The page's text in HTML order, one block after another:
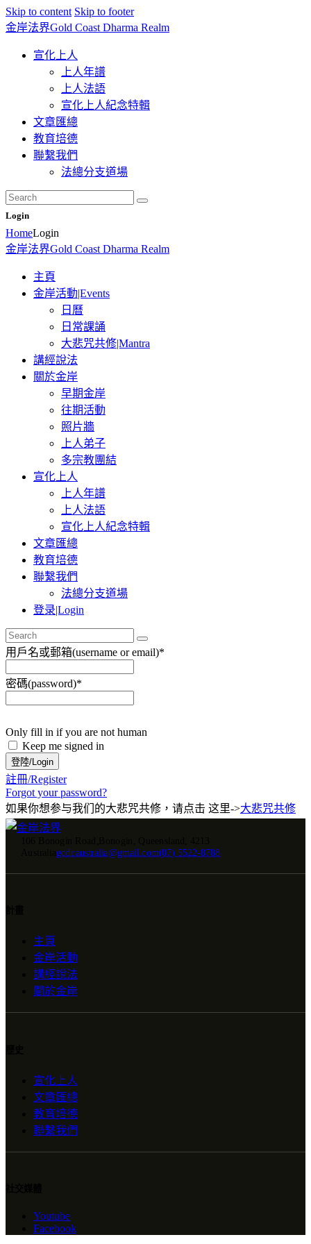
Skip to content Skip to footer
金岸法界Gold Coast Dharma Realm
宣化上人
上人年譜
上人法語
宣化上人紀念特輯
文章匯總
教育培德
聯繫我們
法總分支道場
Login
HomeLogin
金岸法界Gold Coast Dharma Realm
主頁
金岸活動|Events
日曆
日常課誦
大悲咒共修|Mantra
講經說法
關於金岸
早期金岸
往期活動
照片牆
上人弟子
多宗教團結
宣化上人
上人年譜
上人法語
宣化上人紀念特輯
文章匯總
教育培德
聯繫我們
法總分支道場
登录|Login
用戶名或郵箱(username or email)*
密碼(password)*
Only fill in if you are not human
Keep me signed in
註冊/Register
Forgot your password?
如果你想参与我们的大悲咒共修，请点击 这里->大悲咒共修
gcdr.australia@gmail.com(07) 5522-8788
主頁
金岸活動
講經說法
關於金岸
宣化上人
文章匯總
教育培德
聯繫我們
Youtube
Facebook
☀️法宴：華嚴經入法界品第三十九 ☀️
🙏講者：上恆下實法師 (Rev. Heng
每周日，中午10：30 - 12：00
⏰昆士兰时间
每周日，下午12：30 - 14：00
⏰California Time
09:30 - 11:00pm Every Sat
👉Zoom Link 链接：
https://drba-
org.zoom.us/j/84914586289
👉Meeting ID 会议号：84914586289
🔔提醒:
一、請以【全名+所在地】方式加入會